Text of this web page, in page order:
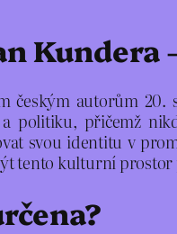
Kundera
autorům 20.
politiku, přičemž
svou identitu v
tento kulturní